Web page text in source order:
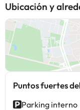
Ubicación y
Puntos fuertes
Parking interno